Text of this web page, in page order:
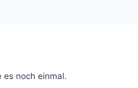
noch einmal.